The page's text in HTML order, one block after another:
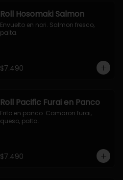
Roll Hosomaki Salmon
Envuelto en nori. Salmon fresco,
palta.
$7.490
Roll Pacific Furai en Panco
Frito en panco. Camaron furai,
queso, palta.
$7.490